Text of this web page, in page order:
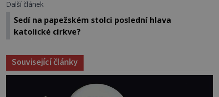
Další článek
Sedí na papežském stolci poslední hlava
katolické církve?
Související články